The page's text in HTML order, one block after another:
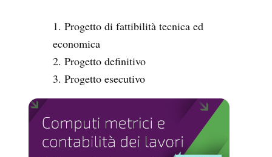
Progetto di fattibilità tecnica ed
economica
Progetto definitivo
Progetto esecutivo